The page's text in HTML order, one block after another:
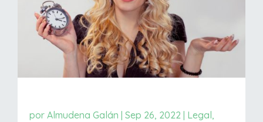
porAlmudena Galán |Sep 26, 2022 Legal,